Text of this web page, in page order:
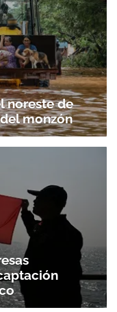
noreste de
monzón